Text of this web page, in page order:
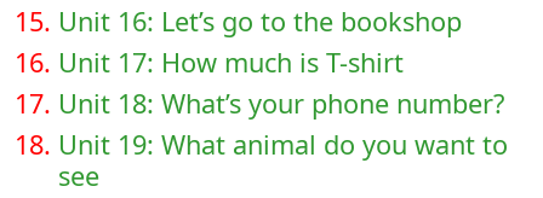
15. Unit 16: Let’s go to the bookshop
16. Unit 17: How much is T-shirt
17. Unit 18: What’s your phone number?
18. Unit 19: What animal do you want to
see